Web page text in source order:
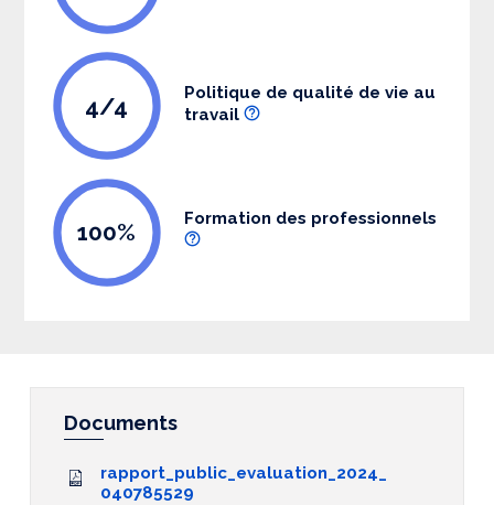
4/4
Politique de qualité de vie au
travail
100% Formation des professionnels
Documents
rapport_public_evaluation_2024_
040785529